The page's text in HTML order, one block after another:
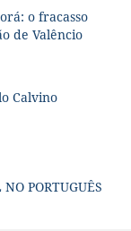
o fracasso
de Valêncio
Calvino
PORTUGUÊS